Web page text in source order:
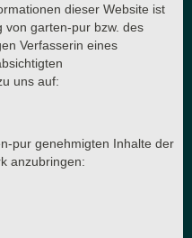
dieser Website ist
von garten-pur bzw. des
Verfasserin eines
uns auf:
pur genehmigten Inhalte der
anzubringen: